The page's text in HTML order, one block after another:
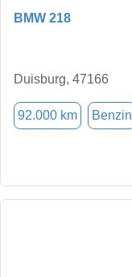
BMW 218
Duisburg, 47166
92.000 km Benzin